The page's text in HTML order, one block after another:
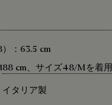
：63.5 cm
cm、サイズ48/Mを着用
イタリア製